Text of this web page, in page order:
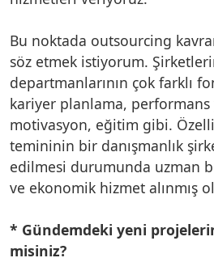
Bu noktada outsourcing
söz etmek istiyorum.
departmanlarının çok farklı
kariyer planlama,
motivasyon, eğitim gibi.
temininin bir danışmanlık
edilmesi durumunda uzman
ve ekonomik hizmet alınmış
* Gündemdeki yeni
misiniz?